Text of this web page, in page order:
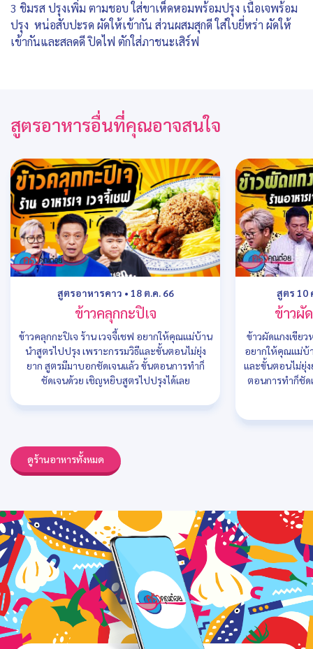
3 ชิมรส ปรุงเพิ่ม ตามชอบ ใส่ขาเห็ดหอมพร้อมปรุง เนื้อเจพร้อม
ปรุง หน่อสับปะรด ผัดให้เข้ากัน ส่วนผสมสุกดี ใส่ใบยี่หร่า ผัดให้
เข้ากันและสลดดี ปิดไฟ ตักใส่ภาชนะเสิร์ฟ
สูตรอาหารอื่นที่คุณอาจสนใจ
สูตรอาหารคาว • 18 ต.ค. 66
ข้าวคลุกกะปิเจ
ข้าวคลุกกะปิเจ ร้าน เวจจี้เชฟ อยากให้คุณแม่บ้าน
นำสูตรไปปรุง เพราะกรรมวิธีและขั้นตอนไม่ยุ่ง
ยาก สูตรมีมาบอกชัดเจนแล้ว ขั้นตอนการทำก็
ชัดเจนด้วย เชิญหยิบสูตรไปปรุงได้เลย
สูตร 10
ข้าวผั
ข้าวผัดแกงเขียว
อยากให้คุณแม่บ้
และขั้นตอนไม่ยุ่
ตอนการทำก็ชัด
ดูร้านอาหารทั้งหมด